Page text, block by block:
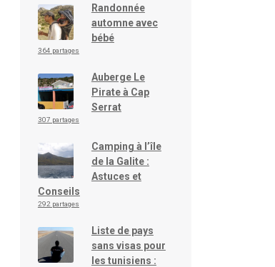
Randonnée
automne avec
bébé
364 partages
Auberge Le
Pirate à Cap
Serrat
307 partages
Camping à l’île
de la Galite :
Astuces et
Conseils
292 partages
Liste de pays
sans visas pour
les tunisiens :